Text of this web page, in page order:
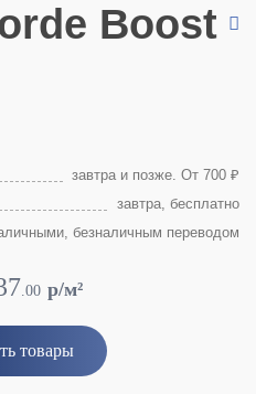
Boost
завтра и позже. От 700 ₽
завтра, бесплатно
безналичным переводом
.00 p/м²
товары